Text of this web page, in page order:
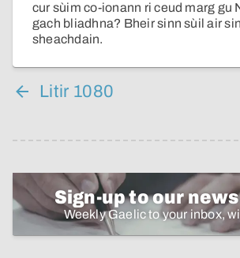
cur sùim co-ionann ri ceud marg gu
gach bliadhna? Bheir sinn sùil air
sheachdain.
Litir 1080
Sign-up to our
Weekly Gaelic to your inbox,